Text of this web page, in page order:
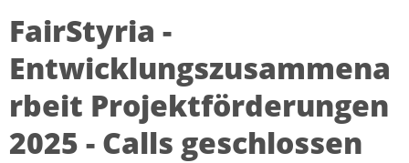
FairStyria -
Entwicklungszusammena
rbeit Projektförderungen
2025 - Calls geschlossen